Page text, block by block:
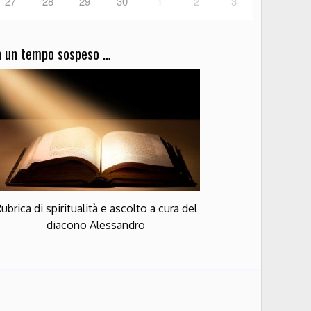
un tempo sospeso …
di spiritualità e ascolto a cura del
diacono Alessandro